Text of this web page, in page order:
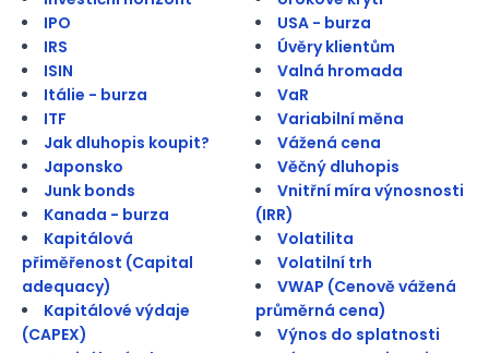
IPO
IRS
ISIN
Itálie - burza
ITF
Jak dluhopis koupit?
Japonsko
Junk bonds
Kanada - burza
Kapitálová
přiměřenost (Capital
adequacy)
Kapitálové výdaje
(CAPEX)
USA - burza
Úvěry klientům
Valná hromada
VaR
Variabilní měna
Vážená cena
Věčný dluhopis
Vnitřní míra výnosnosti
(IRR)
Volatilita
Volatilní trh
VWAP (Cenově vážená
průměrná cena)
Výnos do splatnosti